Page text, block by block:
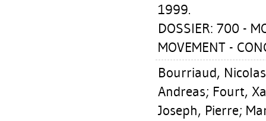
1999.
DOSSIER: 700 -
MOVEMENT -
Bourriaud, Nicolas
Andreas; Fourt,
Joseph, Pierre;